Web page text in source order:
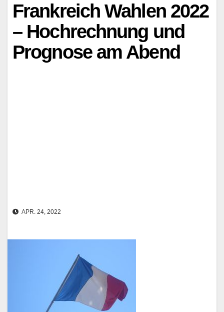
Frankreich Wahlen 2022
– Hochrechnung und
Prognose am Abend
APR. 24, 2022